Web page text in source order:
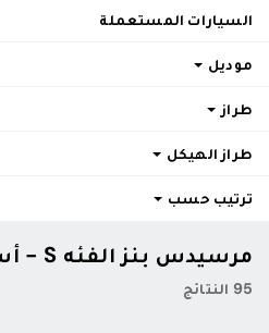
السيارات المستعملة
موديل
طراز
طراز الهيكل
ترتيب حسب
مرسيدس بنز الفئه S - أسعار ومواصفات
95 النتائج